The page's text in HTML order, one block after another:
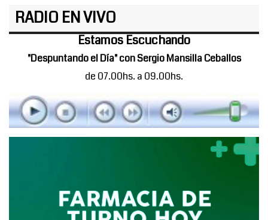
RADIO EN VIVO
Estamos Escuchando
"Despuntando el Día" con Sergio Mansilla Ceballos
de 07.00hs. a 09.00hs.